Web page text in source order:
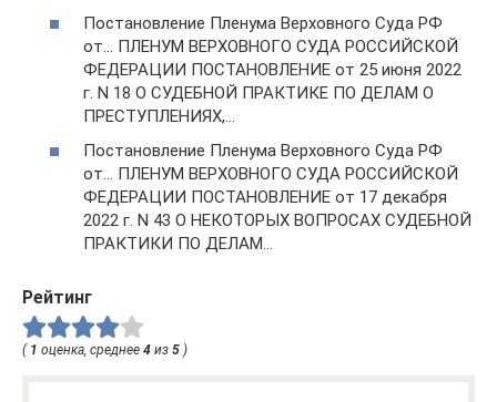
Постановление Пленума Верховного Суда РФ
от… ПЛЕНУМ ВЕРХОВНОГО СУДА РОССИЙСКОЙ
ФЕДЕРАЦИИ ПОСТАНОВЛЕНИЕ от 25 июня 2022
г. N 18 О СУДЕБНОЙ ПРАКТИКЕ ПО ДЕЛАМ О
ПРЕСТУПЛЕНИЯХ,…
Постановление Пленума Верховного Суда РФ
от… ПЛЕНУМ ВЕРХОВНОГО СУДА РОССИЙСКОЙ
ФЕДЕРАЦИИ ПОСТАНОВЛЕНИЕ от 17 декабря
2022 г. N 43 О НЕКОТОРЫХ ВОПРОСАХ СУДЕБНОЙ
ПРАКТИКИ ПО ДЕЛАМ…
Рейтинг
( 1 оценка, среднее 4 из 5 )